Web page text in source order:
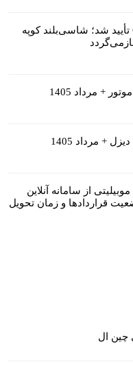
نسل جدید آئودی Q8 تأیید شد؛ شاسی‌بلند کوپه
+ مرداد 1405
+ مرداد 1405
از سامانه آنلاین
قراردادها و زمان تحویل
چین ال